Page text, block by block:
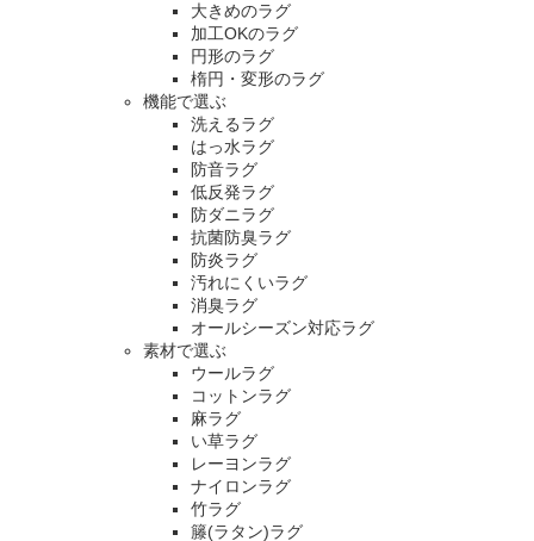
大きめのラグ
加工OKのラグ
円形のラグ
楕円・変形のラグ
機能で選ぶ
洗えるラグ
はっ水ラグ
防音ラグ
低反発ラグ
防ダニラグ
抗菌防臭ラグ
防炎ラグ
汚れにくいラグ
消臭ラグ
オールシーズン対応ラグ
素材で選ぶ
ウールラグ
コットンラグ
麻ラグ
い草ラグ
レーヨンラグ
ナイロンラグ
竹ラグ
籐(ラタン)ラグ